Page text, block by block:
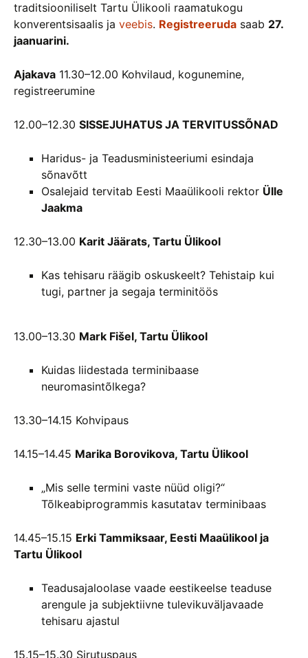
traditsiooniliselt Tartu Ülikooli raamatukogu
konverentsisaalis ja veebis. Registreeruda saab 27.
jaanuarini.
Ajakava 11.30–12.00 Kohvilaud, kogunemine,
registreerumine
12.00–12.30 SISSEJUHATUS JA TERVITUSSÕNAD
Haridus- ja Teadusministeeriumi esindaja
sõnavõtt
Osalejaid tervitab Eesti Maaülikooli rektor Ülle
Jaakma
12.30–13.00 Karit Jäärats, Tartu Ülikool
Kas tehisaru räägib oskuskeelt? Tehistaip kui
tugi, partner ja segaja terminitöös
13.00–13.30 Mark Fišel, Tartu Ülikool
Kuidas liidestada terminibaase
neuromasintõlkega?
13.30–14.15 Kohvipaus
14.15–14.45 Marika Borovikova, Tartu Ülikool
„Mis selle termini vaste nüüd oligi?“
Tõlkeabiprogrammis kasutatav terminibaas
14.45–15.15 Erki Tammiksaar, Eesti Maaülikool ja
Tartu Ülikool
Teadusajaloolase vaade eestikeelse teaduse
arengule ja subjektiivne tulevikuväljavaade
tehisaru ajastul
15.15–15.30 Sirutuspaus